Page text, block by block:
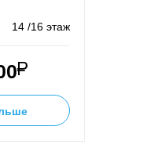
14 /16 этаж